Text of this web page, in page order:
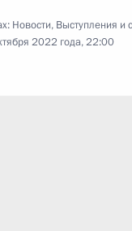
Новости, Выступления и
2022 года, 22:00